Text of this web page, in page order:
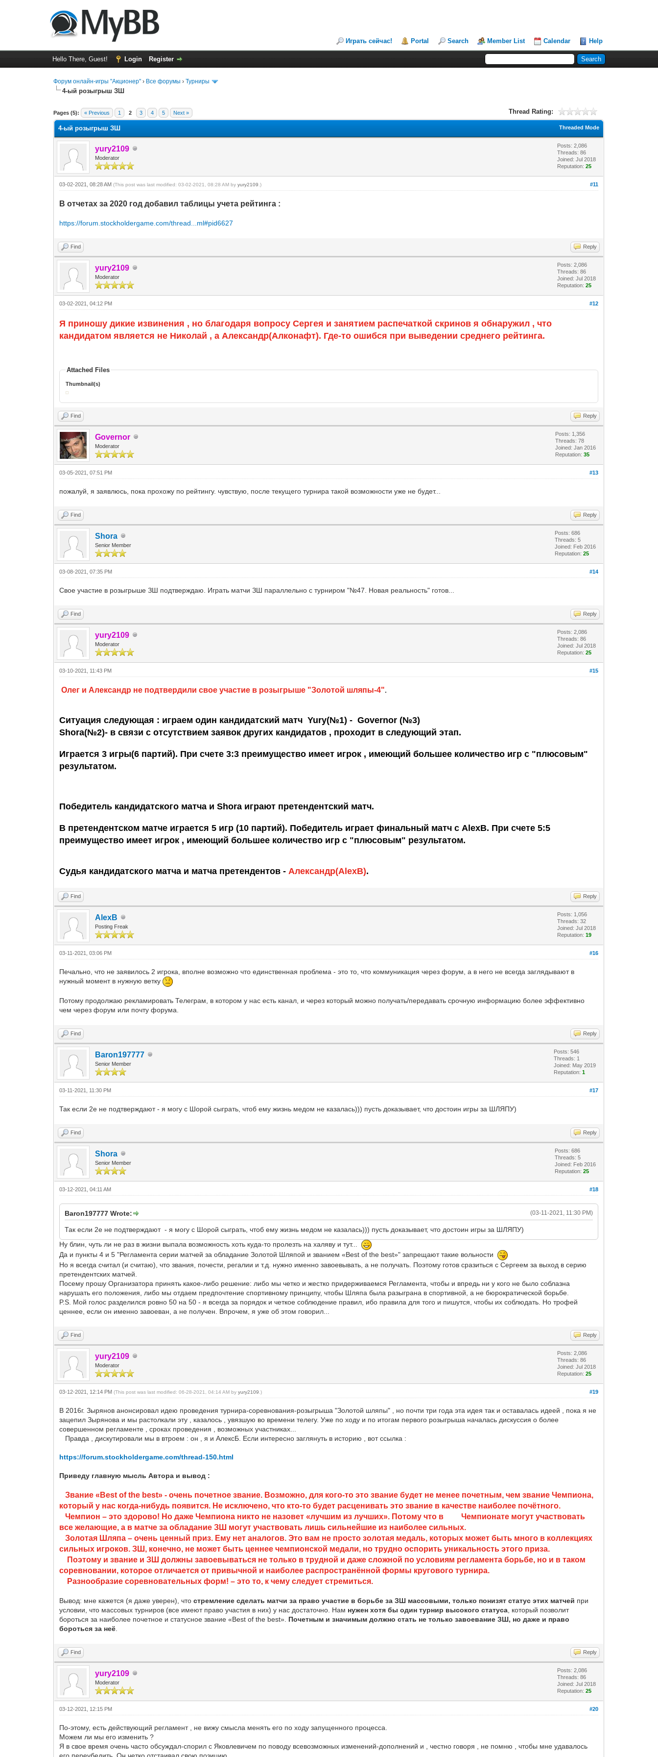
Играть сейчас! Portal Search Member List Calendar Help
Hello There, Guest! Login Register
Форум онлайн-игры "Акционер" › Все форумы ›Турниры
4-ый розыгрыш ЗШ
Pages (5): « Previous 1 2 3 4 5 Next » Thread Rating:
0 Vote(s) - 0 Average
1
2
3
4
5
Threaded Mode
4-ый розыгрыш ЗШ
yury2109
Moderator
Posts: 2,086
Threads: 86
Joined: Jul 2018
Reputation:25
#11
03-02-2021, 08:28 AM(This post was last modified: 03-02-2021, 08:28 AM byyury2109 .)
В отчетах за 2020 год добавил таблицы учета рейтинга :
https://forum.stockholdergame.com/thread...ml#pid6627
Find Reply
yury2109
Moderator
Posts: 2,086
Threads: 86
Joined: Jul 2018
Reputation:25
#12
03-02-2021, 04:12 PM
Я приношу дикие извинения , но благодаря вопросу Сергея и занятием распечаткой скринов я обнаружил , что
кандидатом является не Николай , а Александр(Алконафт). Где-то ошибся при выведении среднего рейтинга.
Attached Files
Thumbnail(s)
Find Reply
Governor
Moderator
Posts: 1,356
Threads: 78
Joined: Jan 2016
Reputation:35
#13
03-05-2021, 07:51 PM
пожалуй, я заявлюсь, пока прохожу по рейтингу. чувствую, после текущего турнира такой возможности уже не будет...
Find Reply
Shora
Senior Member
Posts: 686
Threads: 5
Joined: Feb 2016
Reputation:25
#14
03-08-2021, 07:35 PM
Свое участие в розыгрыше ЗШ подтверждаю. Играть матчи ЗШ параллельно с турниром "№47. Новая реальность" готов...
Find Reply
yury2109
Moderator
Posts: 2,086
Threads: 86
Joined: Jul 2018
Reputation:25
#15
03-10-2021, 11:43 PM
Олег и Александр не подтвердили свое участие в розыгрыше "Золотой шляпы-4".
Ситуация следующая : играем один кандидатский матч Yury(№1) - Governor (№3)
Shora(№2)- в связи с отсутствием заявок других кандидатов , проходит в следующий этап.
Играется 3 игры(6 партий). При счете 3:3 преимущество имеет игрок , имеющий большее количество игр с "плюсовым"
результатом.
Победитель кандидатского матча и Shora играют претендентский матч.
В претендентском матче играется 5 игр (10 партий). Победитель играет финальный матч с AlexB. При счете 5:5
преимущество имеет игрок , имеющий большее количество игр с "плюсовым" результатом.
Судья кандидатского матча и матча претендентов - Aлександр(AlexB).
Find Reply
AlexB
Posting Freak
Posts: 1,056
Threads: 32
Joined: Jul 2018
Reputation:19
#16
03-11-2021, 03:06 PM
Печально, что не заявилось 2 игрока, вполне возможно что единственная проблема - это то, что коммуникация через форум, а в него не всегда заглядывают в
нужный момент в нужную ветку
Потому продолжаю рекламировать Телеграм, в котором у нас есть канал, и через который можно получать/передавать срочную информацию более эффективно
чем через форум или почту форума.
Find Reply
Baron197777
Senior Member
Posts: 546
Threads: 1
Joined: May 2019
Reputation:1
#17
03-11-2021, 11:30 PM
Так если 2е не подтверждают - я могу с Шорой сыграть, чтоб ему жизнь медом не казалась))) пусть доказывает, что достоин игры за ШЛЯПУ)
Find Reply
Shora
Senior Member
Posts: 686
Threads: 5
Joined: Feb 2016
Reputation:25
#18
03-12-2021, 04:11 AM
(03-11-2021, 11:30 PM)
Baron197777 Wrote:
Так если 2е не подтверждают - я могу с Шорой сыграть, чтоб ему жизнь медом не казалась))) пусть доказывает, что достоин игры за ШЛЯПУ)
Ну блин, чуть ли не раз в жизни выпала возможность хоть куда-то пролезть на халяву и тут...
Да и пункты 4 и 5 "Регламента серии матчей за обладание Золотой Шляпой и званием «Best of the best»" запрещают такие вольности
Но я всегда считал (и считаю), что звания, почести, регалии и т.д. нужно именно завоевывать, а не получать. Поэтому готов сразиться с Сергеем за выход в серию
претендентских матчей.
Посему прошу Организатора принять какое-либо решение: либо мы четко и жестко придерживаемся Регламента, чтобы и впредь ни у кого не было соблазна
нарушать его положения, либо мы отдаем предпочтение спортивному принципу, чтобы Шляпа была разыграна в спортивной, а не бюрократической борьбе.
P.S. Мой голос разделился ровно 50 на 50 - я всегда за порядок и четкое соблюдение правил, ибо правила для того и пишутся, чтобы их соблюдать. Но трофей
ценнее, если он именно завоеван, а не получен. Впрочем, я уже об этом говорил...
Find Reply
yury2109
Moderator
Posts: 2,086
Threads: 86
Joined: Jul 2018
Reputation:25
#19
03-12-2021, 12:14 PM(This post was last modified: 06-28-2021, 04:14 AM byyury2109 .)
В 2016г. Зырянов анонсировал идею проведения турнира-соревнования-розыгрыша "Золотой шляпы" , но почти три года эта идея так и оставалась идеей , пока я не
зацепил Зырянова и мы растолкали эту , казалось , увязшую во времени телегу. Уже по ходу и по итогам первого розыгрыша началась дискуссия о более
совершенном регламенте , сроках проведения , возможных участниках...
Правда , дискутировали мы в втроем : он , я и АлексБ. Если интересно заглянуть в историю , вот ссылка :
https://forum.stockholdergame.com/thread-150.html
Приведу главную мысль Автора и вывод :
Звание « Best of the best» - очень почетное звание. Возможно, для кого-то это звание будет не менее почетным, чем звание Чемпиона,
который у нас когда-нибудь появится. Не исключено, что кто-то будет расценивать это звание в качестве наиболее почётного.
Чемпион – это здорово! Но даже Чемпиона никто не назовет «лучшим из лучших». Потому что в Чемпионате могут участвовать
все желающие, а в матче за обладание ЗШ могут участвовать лишь сильнейшие из наиболее сильных.
Золотая Шляпа – очень ценный приз. Ему нет аналогов. Это вам не просто золотая медаль, которых может быть много в коллекциях
сильных игроков. ЗШ, конечно, не может быть ценнее чемпионской медали, но трудно оспорить уникальность этого приза.
Поэтому и звание и ЗШ должны завоевываться не только в трудной и даже сложной по условиям регламента борьбе, но и в таком
соревновании, которое отличается от привычной и наиболее распространённой формы кругового турнира.
Разнообразие соревновательных форм! – это то, к чему следует стремиться.
Вывод: мне кажется (я даже уверен), чтостремление сделать матчи за право участие в борьбе за ЗШ массовыми, только понизят статус этих матчей при
условии, что массовых турниров (все имеют право участия в них) у нас достаточно. Нам нужен хотя бы один турнир высокого статуса , который позволит
бороться за наиболее почетное и статусное звание«Best of the best». Почетным и значимым должно стать не только завоевание ЗШ, но даже и право
бороться за неё
Find Reply
yury2109
Moderator
Posts: 2,086
Threads: 86
Joined: Jul 2018
Reputation:25
#20
03-12-2021, 12:15 PM
По-этому, есть действующий регламент , не вижу смысла менять его по ходу запущенного процесса.
Можем ли мы его изменить ?
Я в свое время очень часто обсуждал-спорил с Яковлевичем по поводу всевозможных изменений-дополнений и , честно говоря , не помню , чтобы мне удавалось